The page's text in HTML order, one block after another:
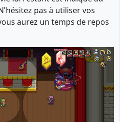
pas à utiliser vos
aurez un temps de repos